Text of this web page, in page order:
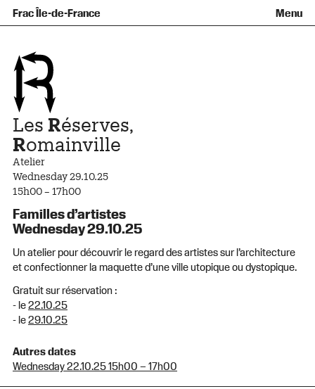
Frac Île-de-France Menu
Qu’est-ce qu’un Frac ?
Prêts d’œuvres
Informations pratiques
Venir au Frac
Familles et enfants
Groupes
Espaces de pratique libre
Accessibilité
+Aa-
Les Réserves,
Romainville
Atelier
Wednesday 29.10.25
15h00 – 17h00
Familles d’artistes
Wednesday 29.10.25
Un atelier pour découvrir le regard des artistes sur l’architecture
et confectionner la maquette d’une ville utopique ou dystopique.
Gratuit sur réservation :
- le22.10.25
- le29.10.25
Autres dates
Wednesday 22.10.25 15h00 – 17h00